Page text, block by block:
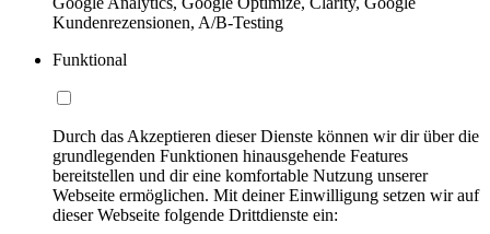
Kundenrezensionen, A/B-Testing
Funktional
Durch das Akzeptieren dieser Dienste können wir dir über die
grundlegenden Funktionen hinausgehende Features
bereitstellen und dir eine komfortable Nutzung unserer
Webseite ermöglichen. Mit deiner Einwilligung setzen wir auf
dieser Webseite folgende Drittdienste ein: